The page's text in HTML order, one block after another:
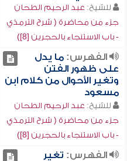
للشيخ: عبد الرحيم الطحان
جزء من محاضرة ( شرح الترمذي
- باب الاستنجاء بالحجرين [8])
الفهرس:ما يدل
على ظهور الفتن
وتغير الأحوال من كلام ابن
مسعود
للشيخ: عبد الرحيم الطحان
جزء من محاضرة ( شرح الترمذي
- باب الاستنجاء بالحجرين [8])
الفهرس: تغير